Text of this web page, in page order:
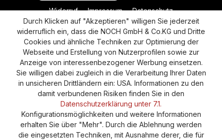
Widerruf Impressum
Datenschutz
Versand und Zahlung
AGB
Cookie-Einstellungen
Barrierefreiheitserklärung
Durch Klicken auf "Akzeptieren" willigen Sie jederzeit
widerruflich ein, dass die NOCH GmbH & Co.KG und Dritte
Cookies und ähnliche Techniken zur Optimierung der
Webseite und Erstellung von Nutzerprofilen sowie zur
Anzeige von interessenbezogener Werbung einsetzen.
Sie willigen dabei zugleich in die Verarbeitung Ihrer Daten
in unsicheren Drittländern ein: USA. Informationen zu den
damit verbundenen Risiken finden Sie in den
Datenschutzerklärung unter 7.1.
Konfigurationsmöglichkeiten und weitere Informationen
erhalten Sie über "Mehr". Durch die Ablehnung werden
die eingesetzten Techniken, mit Ausnahme derer, die für